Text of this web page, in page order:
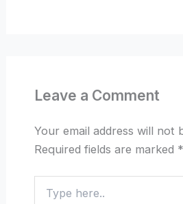
Leave a Comment
Your email address will not
Required fields are marked *
here..